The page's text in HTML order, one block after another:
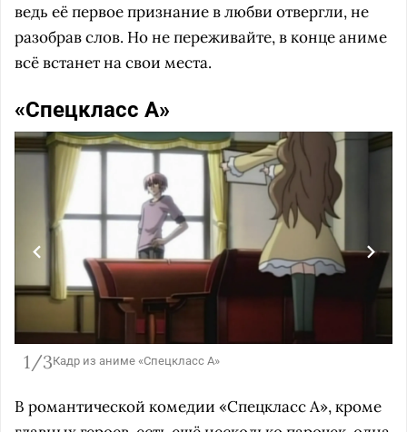
ведь её первое признание в любви отвергли, не
разобрав слов. Но не переживайте, в конце аниме
всё встанет на свои места.
«Спецкласс А»
1/3Кадр из аниме «Спецкласс А»
В романтической комедии «Спецкласс А», кроме